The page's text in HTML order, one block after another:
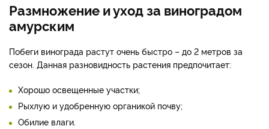
Размножение и уход за виноградом
амурским
Побеги винограда растут очень быстро – до 2 метров за
сезон. Данная разновидность растения предпочитает:
Хорошо освещенные участки;
Рыхлую и удобренную органикой почву;
Обилие влаги.